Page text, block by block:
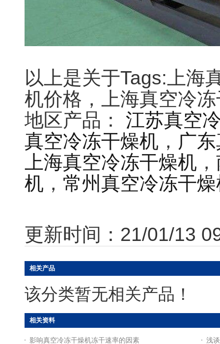
以上是关于Tags:上海
机价格，上海真空冷
地区产品： 江苏真空
真空冷冻干燥机 ， 广
上海真空冷冻干燥机 ，
机 ， 常州真空冷冻干
更新时间：21/01/13
相关产品
该分类暂无相关产品！
相关资料
影响真空冷冻干燥机冻干速率的因素 浅